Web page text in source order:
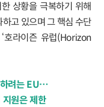
상황을 극복하기 위해
하고 있으며 그 핵심 수단
호라이즌 유럽(Horizon
하려는 EU…
원은 제한